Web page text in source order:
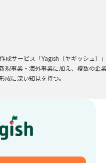
成サービス「Yagish（ヤギッシュ
規事業・海外事業に加え、複数の
に深い知見を持つ。